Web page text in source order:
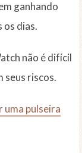
ganhando
os dias.
não é difícil
seus riscos.
uma pulseira